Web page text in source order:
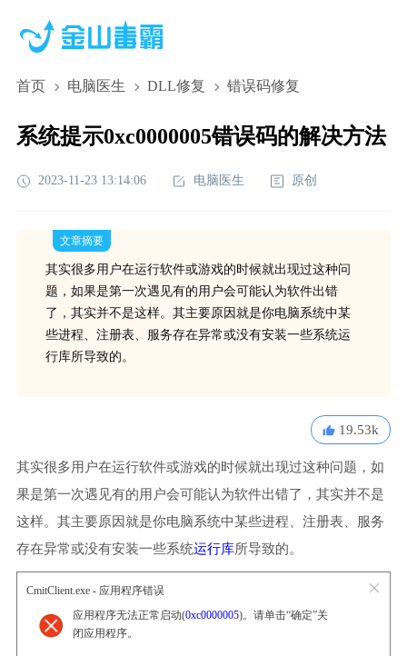
首页 电脑医生 DLL修复 错误码修复
系统提示0xc0000005错误码的解决方法
2023-11-23 13:14:06 电脑医生 原创
文章摘要
其实很多用户在运行软件或游戏的时候就出现过这种问
题，如果是第一次遇见有的用户会可能认为软件出错
了，其实并不是这样。其主要原因就是你电脑系统中某
些进程、注册表、服务存在异常或没有安装一些系统运
行库所导致的。
19.53k
其实很多用户在运行软件或游戏的时候就出现过这种问题，如
果是第一次遇见有的用户会可能认为软件出错了，其实并不是
这样。其主要原因就是你电脑系统中某些进程、注册表、服务
存在异常或没有安装一些系统运行库所导致的。
CmitClient.exe - 应用程序错误
应用程序无法正常启动(0xc0000005)。请单击“确定”关
闭应用程序。